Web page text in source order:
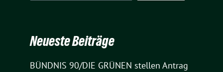
Neueste Beiträge
BÜNDNIS 90/DIE GRÜNEN stellen Antrag